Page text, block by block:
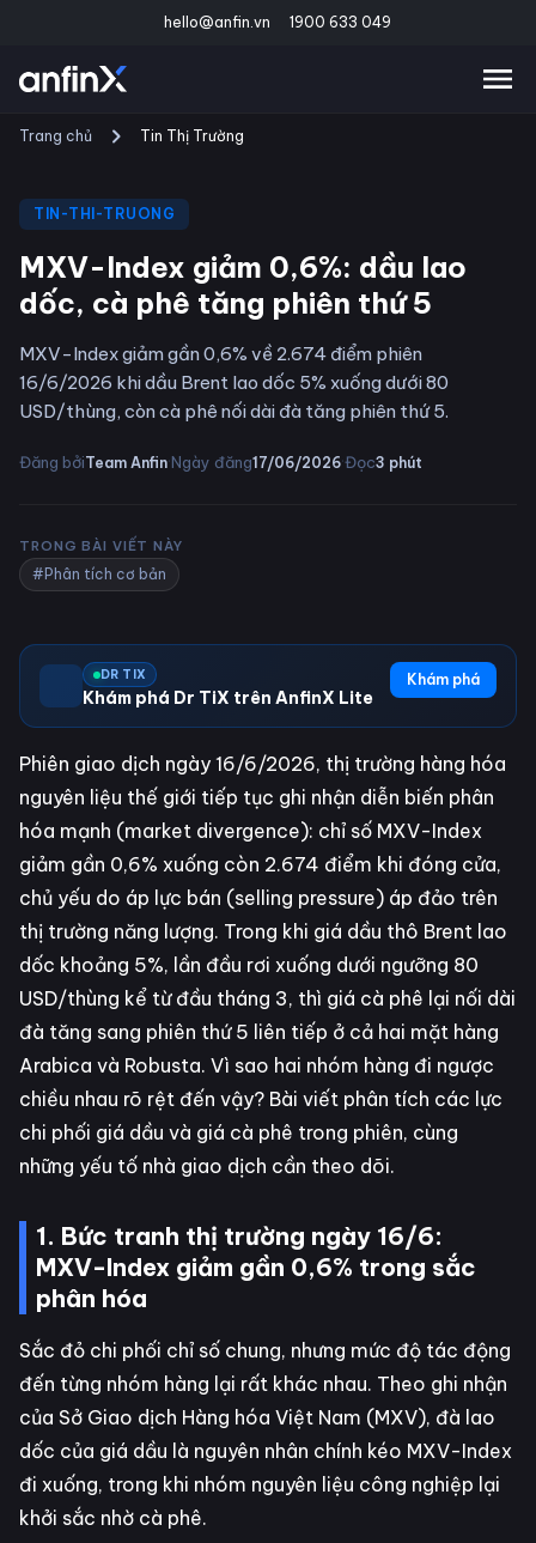
hello@anfin.vn 1900 633 049
Trang chủ Tin Thị Trường
TIN-THI-TRUONG
MXV-Index giảm 0,6%: dầu lao
dốc, cà phê tăng phiên thứ 5
MXV-Index giảm gần 0,6% về 2.674 điểm phiên
16/6/2026 khi dầu Brent lao dốc 5% xuống dưới 80
USD/thùng, còn cà phê nối dài đà tăng phiên thứ 5.
Đăng bởiTeam Anfin·Ngày đăng17/06/2026·Đọc3 phút
TRONG BÀI VIẾT NÀY
#Phân tích cơ bản
DR TIX
Khám phá Dr TiX trên AnfinX Lite
Khám phá
Phiên giao dịch ngày 16/6/2026, thị trường hàng hóa
nguyên liệu thế giới tiếp tục ghi nhận diễn biến phân
hóa mạnh (market divergence): chỉ số MXV-Index
giảm gần 0,6% xuống còn 2.674 điểm khi đóng cửa,
chủ yếu do áp lực bán (selling pressure) áp đảo trên
thị trường năng lượng. Trong khi giá dầu thô Brent lao
dốc khoảng 5%, lần đầu rơi xuống dưới ngưỡng 80
USD/thùng kể từ đầu tháng 3, thì giá cà phê lại nối dài
đà tăng sang phiên thứ 5 liên tiếp ở cả hai mặt hàng
Arabica và Robusta. Vì sao hai nhóm hàng đi ngược
chiều nhau rõ rệt đến vậy? Bài viết phân tích các lực
chi phối giá dầu và giá cà phê trong phiên, cùng
những yếu tố nhà giao dịch cần theo dõi.
1. Bức tranh thị trường ngày 16/6:
MXV-Index giảm gần 0,6% trong sắc
phân hóa
Sắc đỏ chi phối chỉ số chung, nhưng mức độ tác động
đến từng nhóm hàng lại rất khác nhau. Theo ghi nhận
của Sở Giao dịch Hàng hóa Việt Nam (MXV), đà lao
dốc của giá dầu là nguyên nhân chính kéo MXV-Index
đi xuống, trong khi nhóm nguyên liệu công nghiệp lại
khởi sắc nhờ cà phê.